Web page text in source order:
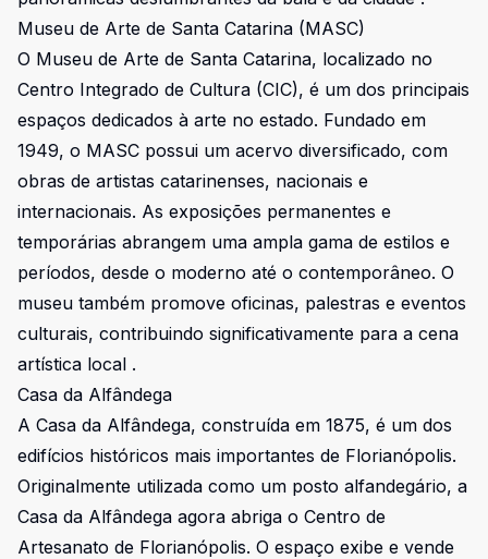
Museu de Arte de Santa Catarina (MASC)
O Museu de Arte de Santa Catarina, localizado no
Centro Integrado de Cultura (CIC), é um dos principais
espaços dedicados à arte no estado. Fundado em
1949, o MASC possui um acervo diversificado, com
obras de artistas catarinenses, nacionais e
internacionais. As exposições permanentes e
temporárias abrangem uma ampla gama de estilos e
períodos, desde o moderno até o contemporâneo. O
museu também promove oficinas, palestras e eventos
culturais, contribuindo significativamente para a cena
artística local .
Casa da Alfândega
A Casa da Alfândega, construída em 1875, é um dos
edifícios históricos mais importantes de Florianópolis.
Originalmente utilizada como um posto alfandegário, a
Casa da Alfândega agora abriga o Centro de
Artesanato de Florianópolis. O espaço exibe e vende